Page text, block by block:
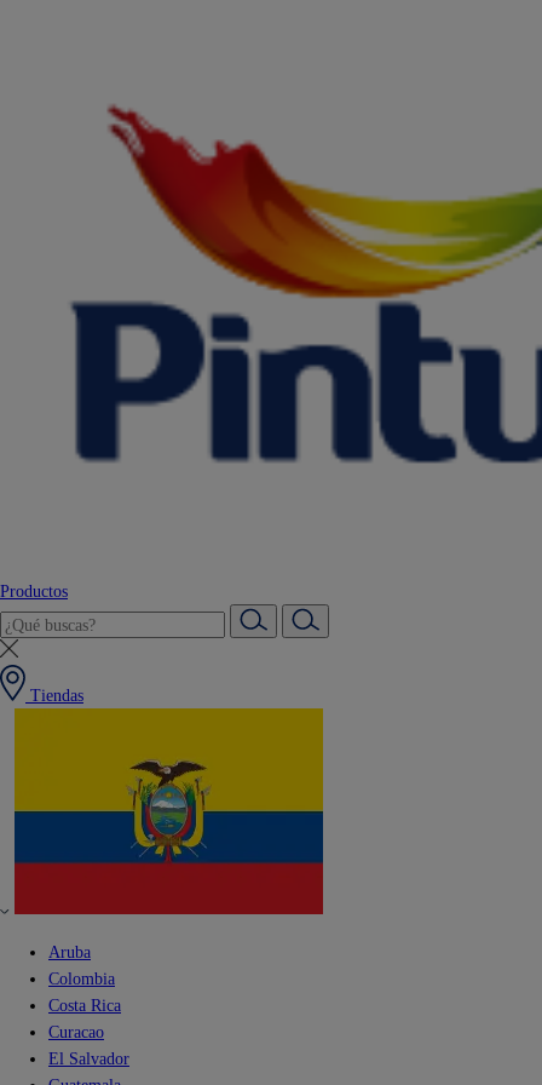
Productos
Tiendas
Aruba
Colombia
Costa Rica
Curacao
El Salvador